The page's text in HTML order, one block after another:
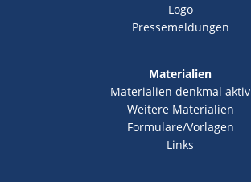
Logo
Pressemeldungen
Materialien
Materialien denkmal aktiv
Weitere Materialien
Formulare/Vorlagen
Links